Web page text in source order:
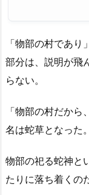
「物部の村であ
部分は、説明が飛
らない。
「物部の村だから、
名は蛇草となった
物部の祀る蛇神と
たりに落ち着くの